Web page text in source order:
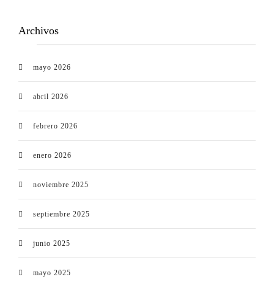
Archivos
mayo 2026
abril 2026
febrero 2026
enero 2026
noviembre 2025
septiembre 2025
junio 2025
mayo 2025